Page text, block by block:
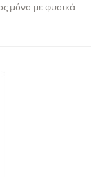
μόνο με φυσικά